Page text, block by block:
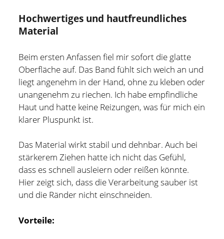
Hochwertiges und hautfreundliches
Material
Beim ersten Anfassen fiel mir sofort die glatte
Oberfläche auf. Das Band fühlt sich weich an und
liegt angenehm in der Hand, ohne zu kleben oder
unangenehm zu riechen. Ich habe empfindliche
Haut und hatte keine Reizungen, was für mich ein
klarer Pluspunkt ist.
Das Material wirkt stabil und dehnbar. Auch bei
stärkerem Ziehen hatte ich nicht das Gefühl,
dass es schnell ausleiern oder reißen könnte.
Hier zeigt sich, dass die Verarbeitung sauber ist
und die Ränder nicht einschneiden.
Vorteile: